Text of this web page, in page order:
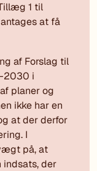
1 til
at få
af Forslag til
2030 i
planer og
ikke har en
at der derfor
I
på, at
indsats, der